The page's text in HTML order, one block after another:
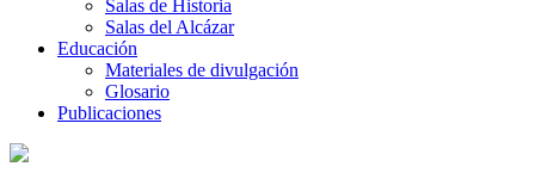
Salas de Historia
Salas del Alcázar
Educación
Materiales de divulgación
Glosario
Publicaciones